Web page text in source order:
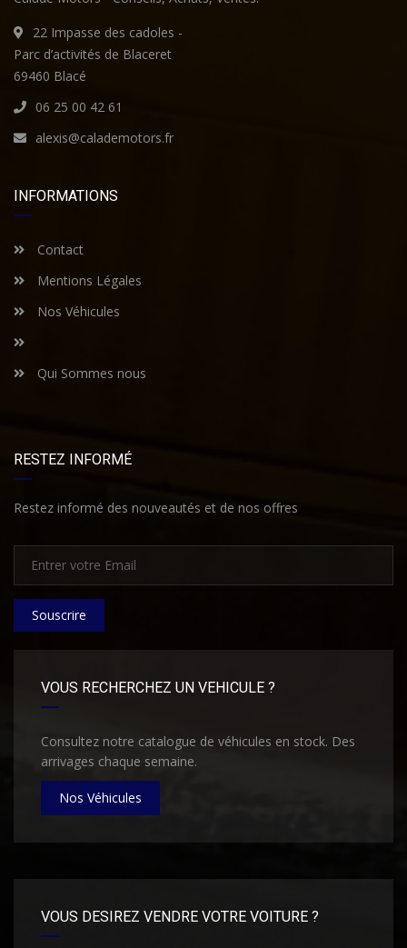
22 Impasse des cadoles -
Parc d’activités de Blaceret
69460 Blacé
06 25 00 42 61
alexis@calademotors.fr
INFORMATIONS
Contact
Mentions Légales
Nos Véhicules
Qui Sommes nous
RESTEZ INFORMÉ
Restez informé des nouveautés et de nos offres
Souscrire
VOUS RECHERCHEZ UN VEHICULE ?
Consultez notre catalogue de véhicules en stock. Des
arrivages chaque semaine.
Nos Véhicules
VOUS DESIREZ VENDRE VOTRE VOITURE ?